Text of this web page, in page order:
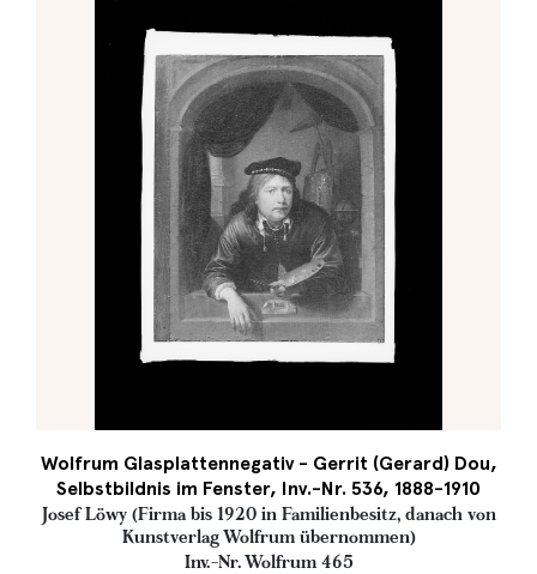
Wolfrum Glasplattennegativ - Gerrit (Gerard) Dou,
Selbstbildnis im Fenster, Inv.-Nr. 536, 1888-1910
Josef Löwy (Firma bis 1920 in Familienbesitz, danach von
Kunstverlag Wolfrum übernommen)
Inv.-Nr. Wolfrum 465